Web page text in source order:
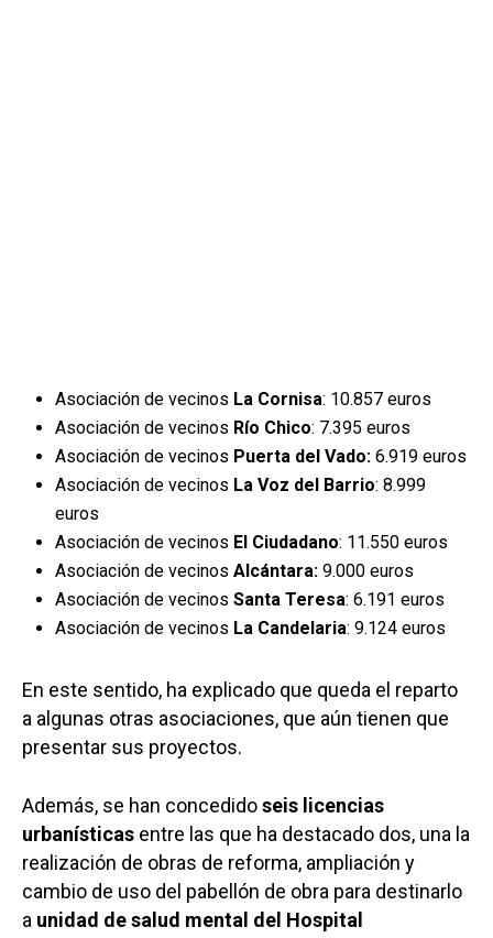
Asociación de vecinos La Cornisa: 10.857 euros
Asociación de vecinos Río Chico: 7.395 euros
Asociación de vecinos Puerta del Vado: 6.919 euros
Asociación de vecinos La Voz del Barrio: 8.999
euros
Asociación de vecinos El Ciudadano: 11.550 euros
Asociación de vecinos Alcántara: 9.000 euros
Asociación de vecinos Santa Teresa: 6.191 euros
Asociación de vecinos La Candelaria: 9.124 euros
En este sentido, ha explicado que queda el reparto
a algunas otras asociaciones, que aún tienen que
presentar sus proyectos.
Además, se han concedidoseis licencias
urbanísticas entre las que ha destacado dos, una la
realización de obras de reforma, ampliación y
cambio de uso del pabellón de obra para destinarlo
a unidad de salud mental del Hospital